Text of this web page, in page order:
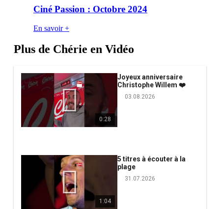
Ciné Passion : Octobre 2024
En savoir +
Plus de Chérie en Vidéo
0:28
Joyeux anniversaire
Christophe Willem ❤️
03.08.2026
1:04
5 titres à écouter à la
plage
31.07.2026